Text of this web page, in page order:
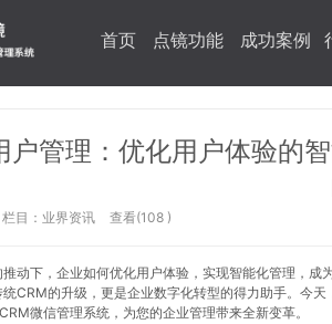
首页 点镜功能 成功案例
户管理：优化用户体验的
栏目： 业界资讯 查看(108 )
动下，企业如何优化用户体验，实现智能化管理，
CRM的升级，更是企业数字化转型的得力助手。今
微信管理系统，为您的企业管理带来全新变革。